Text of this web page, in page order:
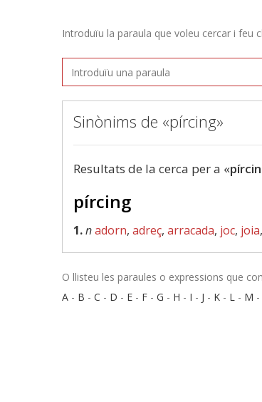
Introduïu la paraula que voleu cercar i feu
Sinònims de «pírcing»
Resultats de la cerca per a «
pírcing
1.nadorn, adreç, arracada, joc, joia
O llisteu les paraules o expressions que
A - B - C - D - E - F - G - H - I - J - K - L - M -